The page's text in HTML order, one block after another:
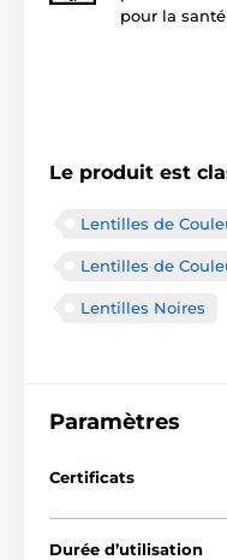
pour la
Le produit est
Lentilles de
Lentilles de
Lentilles Noires
Paramètres
Certificats
Durée d’utilisation